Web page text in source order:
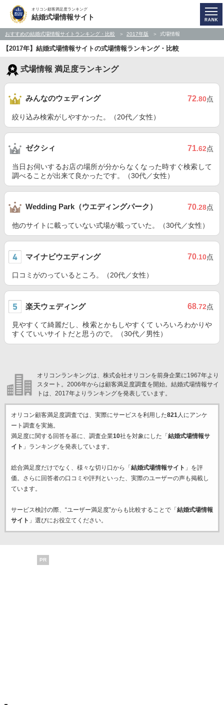
オリコン顧客満足度ランキング
結婚式場情報サイト
おすすめの結婚式場情報サイトランキング・比較 2017年版 式場情報
【2017年】結婚式場情報サイトの式場情報ランキング・比較
式場情報 満足度ランキング
みんなのウェディング 72.80点
絞り込み検索がしやすかった。（20代／女性）
ゼクシィ 71.62点
当日お伺いするお店の場所が分からなくなった時すぐ検索して
調べることが出来て良かったです。（30代／女性）
Wedding Park（ウエディングパーク） 70.28点
他のサイトに載っていない式場が載っていた。（30代／女性）
マイナビウエディング 70.10点
口コミがのっているところ。（20代／女性）
楽天ウェディング 68.72点
見やすくて綺麗だし、検索とかもしやすくて いろいろわかりや
すくていいサイトだと思うので。（30代／男性）
オリコンランキングは、株式会社オリコンを前身企業に1967年より
スタート。2006年からは顧客満足度調査を開始。結婚式場情報サイ
トは、2017年よりランキングを発表しています。
オリコン顧客満足度調査では、実際にサービスを利用した821人にアンケ
ート調査を実施。
満足度に関する回答を基に、調査企業10社を対象にした「 結婚式場情報サ
イト 」ランキングを発表しています。
総合満足度だけでなく、様々な切り口から「 結婚式場情報サイト 」を評
価。さらに回答者の口コミや評判といった、実際のユーザーの声も掲載し
ています。
サービス検討の際、“ユーザー満足度”からも比較することで「 結婚式場情報
サイト 」選びにお役立てください。
PR